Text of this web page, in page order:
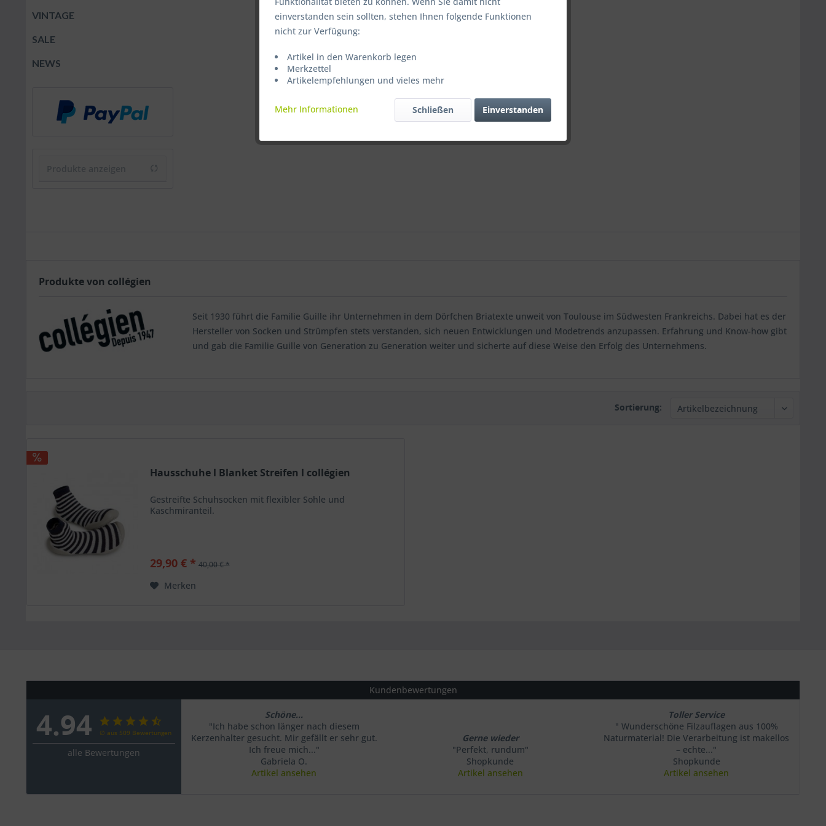
VINTAGE
SALE
NEWS
Produkte von collégien
Seit 1930 führt die Familie Guille ihr Unternehmen in dem Dörfchen Briatexte unweit von Toulouse im Südwesten Frankreichs. Dabei hat es der
Hersteller von Socken und Strümpfen stets verstanden, sich neuen Entwicklungen und Modetrends anzupassen. Erfahrung und Know-how gibt
und gab die Familie Guille von Generation zu Generation weiter und sicherte auf diese Weise den Erfolg des Unternehmens.
Sortierung:
Hausschuhe l Blanket Streifen l collégien
Gestreifte Schuhsocken mit flexibler Sohle und
Kaschmiranteil.
29,90 € * 40,00 € *
Merken
Kundenbewertungen
4.94 ∅ aus 509 Bewertungen
alle Bewertungen
Schöne...
"Ich habe schon länger nach diesem
Kerzenhalter gesucht. Mir gefällt er sehr gut.
Ich freue mich..."
Gabriela O.
Artikel ansehen
Gerne wieder
"Perfekt, rundum"
Shopkunde
Artikel ansehen
Toller Service
" Wunderschöne Filzauflagen aus 100%
Naturmaterial! Die Verarbeitung ist makellos
– echte..."
Shopkunde
Artikel ansehen
einverstanden sein sollten, stehen Ihnen folgende Funktionen
nicht zur Verfügung:
Artikel in den Warenkorb legen
Merkzettel
Artikelempfehlungen und vieles mehr
Mehr Informationen Einverstanden
Schließen